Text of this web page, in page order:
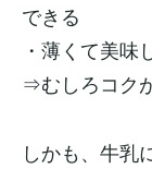
できる
・薄くて美味
⇒むしろコク
しかも、牛乳